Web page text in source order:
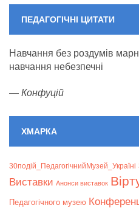
ПЕДАГОГІЧНІ ЦИТАТИ
Навчання без роздумів
навчання небезпечні
— Конфуцій
ХМАРКА
30подій_ПедагогічнийМузей_Україні
Bиставки Анонси виставок
Педагогічного музею